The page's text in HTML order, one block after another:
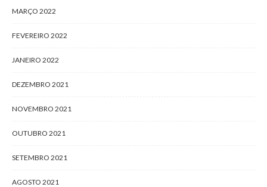
MARÇO 2022
FEVEREIRO 2022
JANEIRO 2022
DEZEMBRO 2021
NOVEMBRO 2021
OUTUBRO 2021
SETEMBRO 2021
AGOSTO 2021